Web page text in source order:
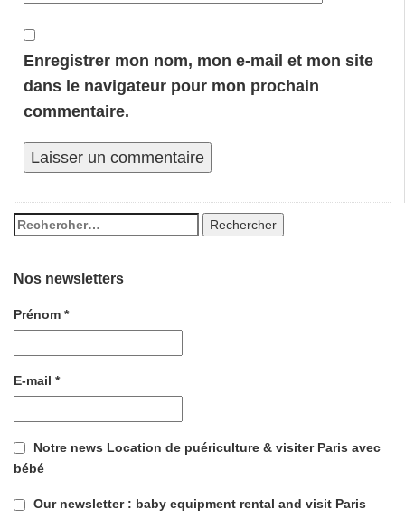
Enregistrer mon nom, mon e-mail et mon site
dans le navigateur pour mon prochain
commentaire.
Nos newsletters
Prénom *
E-mail *
Notre news Location de puériculture & visiter Paris avec
bébé
Our newsletter : baby equipment rental and visit Paris